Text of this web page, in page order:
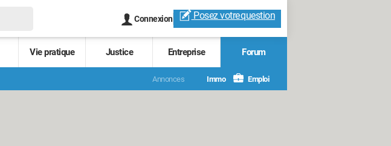
Connexion Posez votrequestion
Vie pratique Justice Entreprise Forum
Annonces Immo Emploi